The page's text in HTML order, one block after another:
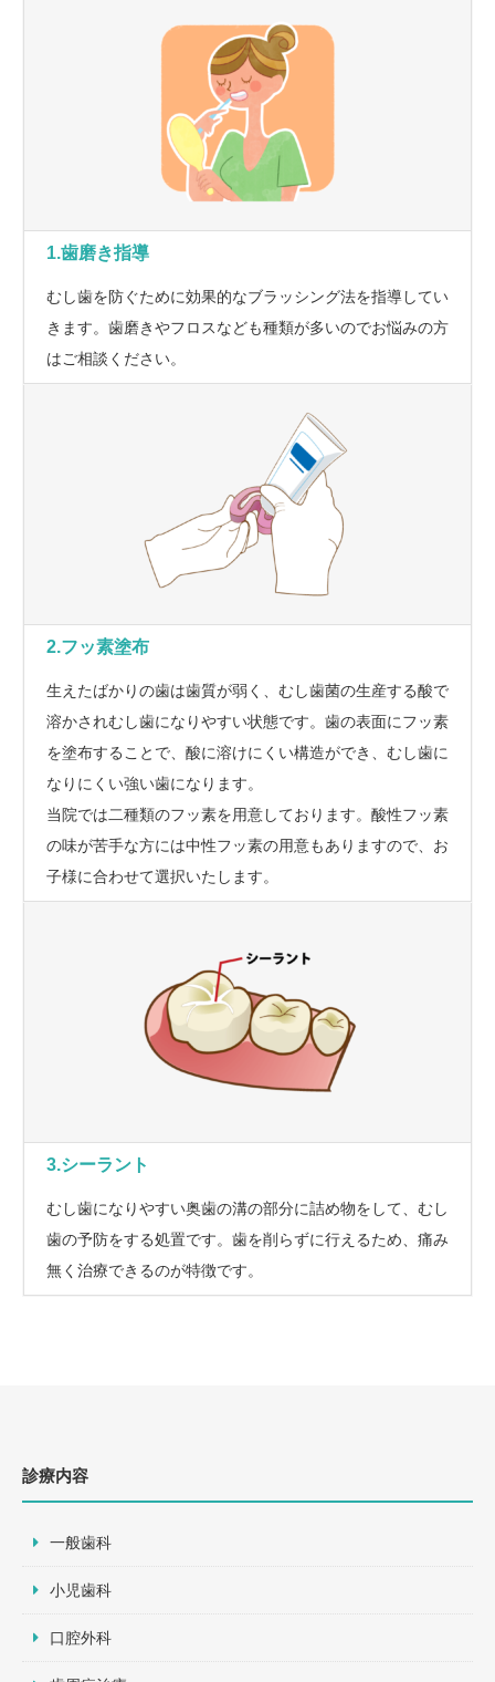
1.歯磨き指導
むし歯を防ぐために効果的なブラッシング法を指導してい
きます。歯磨きやフロスなども種類が多いのでお悩みの方
はご相談ください。
2.フッ素塗布
生えたばかりの歯は歯質が弱く、むし歯菌の生産する酸で
溶かされむし歯になりやすい状態です。歯の表面にフッ素
を塗布することで、酸に溶けにくい構造ができ、むし歯に
なりにくい強い歯になります。
当院では二種類のフッ素を用意しております。酸性フッ素
の味が苦手な方には中性フッ素の用意もありますので、お
子様に合わせて選択いたします。
3.シーラント
むし歯になりやすい奥歯の溝の部分に詰め物をして、むし
歯の予防をする処置です。歯を削らずに行えるため、痛み
無く治療できるのが特徴です。
診療内容
一般歯科
小児歯科
口腔外科